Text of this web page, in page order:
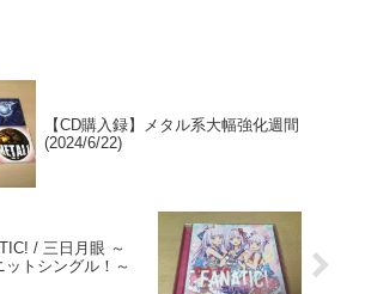
【CD購入録】メタル系大幅強化週間
(2024/6/22)
/ 三日月眼 ～
ットシングル！～